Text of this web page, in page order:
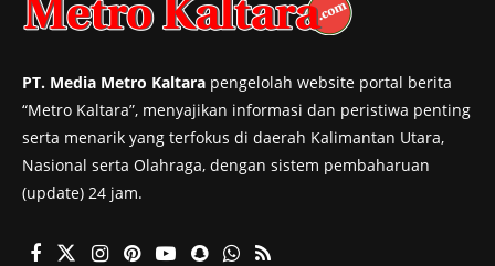
PT. Media Metro Kaltara pengelolah website portal berita
“Metro Kaltara”, menyajikan informasi dan peristiwa penting
serta menarik yang terfokus di daerah Kalimantan Utara,
Nasional serta Olahraga, dengan sistem pembaharuan
(update) 24 jam.